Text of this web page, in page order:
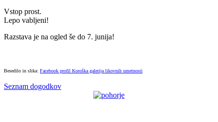
Vstop prost.
Lepo vabljeni!
Razstava je na ogled še do 7. junija!
Besedilo in slika: Facebook profil Koroška galerija likovnih umetnosti
Seznam dogodkov